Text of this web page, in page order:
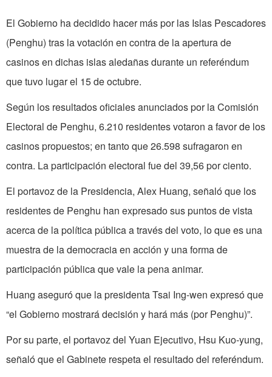
El Gobierno ha decidido hacer más por las Islas Pescadores
(Penghu) tras la votación en contra de la apertura de
casinos en dichas islas aledañas durante un referéndum
que tuvo lugar el 15 de octubre.
Según los resultados oficiales anunciados por la Comisión
Electoral de Penghu, 6.210 residentes votaron a favor de los
casinos propuestos; en tanto que 26.598 sufragaron en
contra. La participación electoral fue del 39,56 por ciento.
El portavoz de la Presidencia, Alex Huang, señaló que los
residentes de Penghu han expresado sus puntos de vista
acerca de la política pública a través del voto, lo que es una
muestra de la democracia en acción y una forma de
participación pública que vale la pena animar.
Huang aseguró que la presidenta Tsai Ing-wen expresó que
“el Gobierno mostrará decisión y hará más (por Penghu)”.
Por su parte, el portavoz del Yuan Ejecutivo, Hsu Kuo-yung,
señaló que el Gabinete respeta el resultado del referéndum.